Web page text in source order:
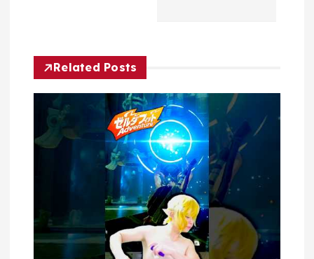
ョ
ン
Related Posts